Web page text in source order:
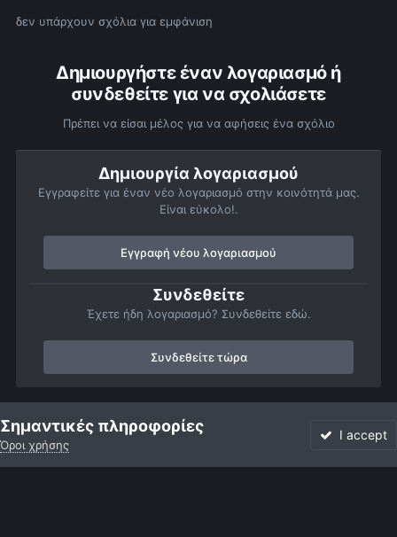
δεν υπάρχουν σχόλια για εμφάνιση
Δημιουργήστε έναν λογαριασμό ή
συνδεθείτε για να σχολιάσετε
Πρέπει να είσαι μέλος για να αφήσεις ένα σχόλιο
Δημιουργία λογαριασμού
Εγγραφείτε για έναν νέο λογαριασμό στην κοινότητά μας.
Είναι εύκολο!.
Εγγραφή νέου λογαριασμού
Συνδεθείτε
Έχετε ήδη λογαριασμό? Συνδεθείτε εδώ.
Συνδεθείτε τώρα
Αρχή Αστροφωτογραφίες Πορτρέτα του ουρανού
Σημαντικές πληροφορίες
Όροι χρήσης
I accept
Forum